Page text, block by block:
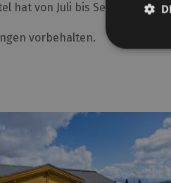
hat von Juli bis September
vorbehalten.